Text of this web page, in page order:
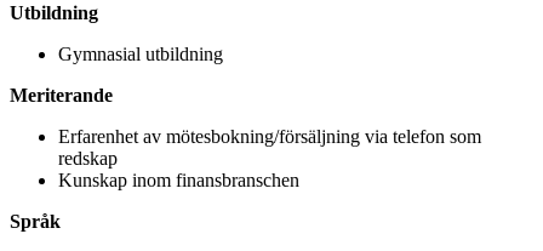
Utbildning
Gymnasial utbildning
Meriterande
Erfarenhet av mötesbokning/försäljning via telefon som
redskap
Kunskap inom finansbranschen
Språk